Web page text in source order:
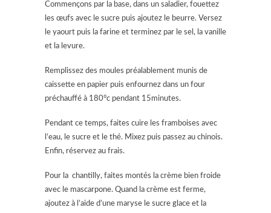
Commençons par la base, dans un saladier, fouettez
les œufs avec le sucre puis ajoutez le beurre. Versez
le yaourt puis la farine et terminez par le sel, la vanille
et la levure.
Remplissez des moules préalablement munis de
caissette en papier puis enfournez dans un four
préchauffé à 180°c pendant 15minutes.
Pendant ce temps, faites cuire les framboises avec
l’eau, le sucre et le thé. Mixez puis passez au chinois.
Enfin, réservez au frais.
Pour la chantilly, faites montés la crème bien froide
avec le mascarpone. Quand la crème est ferme,
ajoutez à l’aide d’une maryse le sucre glace et la